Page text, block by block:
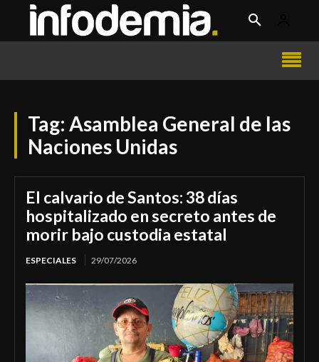
Tag: Asamblea General de las
Naciones Unidas
El calvario de Santos: 38 días
hospitalizado en secreto antes de
morir bajo custodia estatal
ESPECIALES 29/07/2026